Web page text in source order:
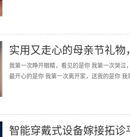
实用又走心的母亲节礼
我第一次睁开眼睛，看见的是你 我第一次哭泣
最开心的是你 我第一次离开家，送我的是你
智能穿戴式设备嫁接拓